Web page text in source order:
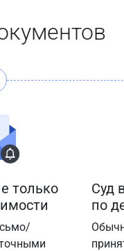
только
Суд
по